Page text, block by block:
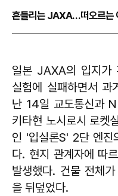
흔들리는 JAXA…떠오르는
일본 JAXA의 입지가
실험에 실패하면서 과
난 14일 교도통신과
키타현 노시로시 로켓
인 '입실론S' 2단 엔진
다. 현지 관계자에 따
발생했다. 건물 전체
을 뒤덮었다.